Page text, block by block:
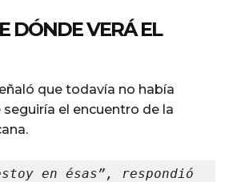
DÓNDE VERÁ EL
que todavía no había
el encuentro de la
en ésas”, respondió